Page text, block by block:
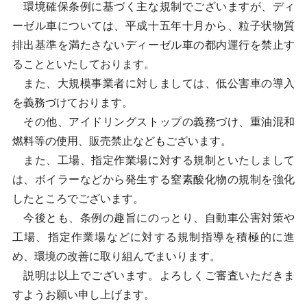
環境確保条例に基づく主な規制でございますが、ディ
ーゼル車については、平成十五年十月から、粒子状物質
排出基準を満たさないディーゼル車の都内運行を禁止す
ることといたしております。
また、大規模事業者に対しましては、低公害車の導入
を義務づけております。
その他、アイドリングストップの義務づけ、重油混和
燃料等の使用、販売禁止などもございます。
また、工場、指定作業場に対する規制といたしまして
は、ボイラーなどから発生する窒素酸化物の規制を強化
したところでございます。
今後とも、条例の趣旨にのっとり、自動車公害対策や
工場、指定作業場などに対する規制指導を積極的に進
め、環境の改善に取り組んでまいります。
説明は以上でございます。よろしくご審査いただきま
すようお願い申し上げます。